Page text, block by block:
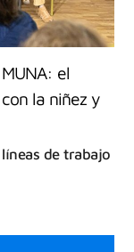
el
la niñez y
de trabajo